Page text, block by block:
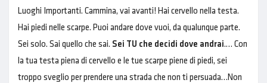
Luoghi Importanti. Cammina, vai avanti! Hai cervello nella testa.
Hai piedi nelle scarpe. Puoi andare dove vuoi, da qualunque parte.
Sei solo. Sai quello che sai. Sei TU che decidi dove andrai.… Con
la tua testa piena di cervello e le tue scarpe piene di piedi, sei
troppo sveglio per prendere una strada che non ti persuada…Non